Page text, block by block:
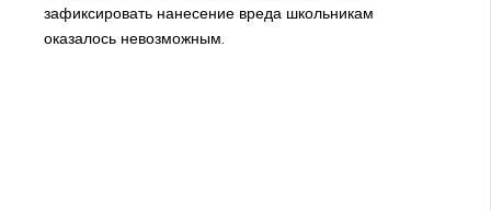
зафиксировать нанесение вреда школьникам
оказалось невозможным.